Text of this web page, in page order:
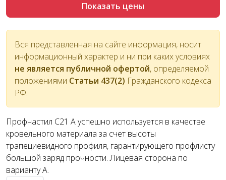
Показать цены
Вся представленная на сайте информация, носит
информационный характер и ни при каких условиях
не является публичной офертой, определяемой
положениями Статьи 437(2) Гражданского кодекса
РФ.
Профнастил С21 A успешно используется в качестве
кровельного материала за счет высоты
трапециевидного профиля, гарантирующего профлисту
большой заряд прочности. Лицевая сторона по
варианту А.